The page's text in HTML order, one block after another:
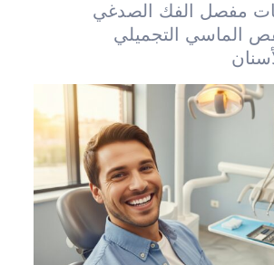
مفصل الفك الصدغي
الماسي التجميلي